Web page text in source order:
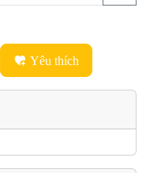
Yêu thích